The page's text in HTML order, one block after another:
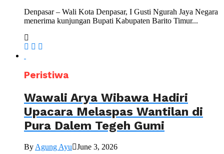
Denpasar – Wali Kota Denpasar, I Gusti Ngurah Jaya Negara
menerima kunjungan Bupati Kabupaten Barito Timur...
Peristiwa
Wawali Arya Wibawa Hadiri
Upacara Melaspas Wantilan di
Pura Dalem Tegeh Gumi
By Agung Ayu
June 3, 2026